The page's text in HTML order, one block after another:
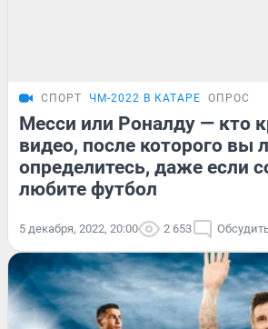
СПОРТ ЧМ-2022 В КАТАРЕ ОПРОС
Месси или Роналду — кто
видео, после которого вы
определитесь, даже если
любите футбол
5 декабря, 2022, 20:00 2 653